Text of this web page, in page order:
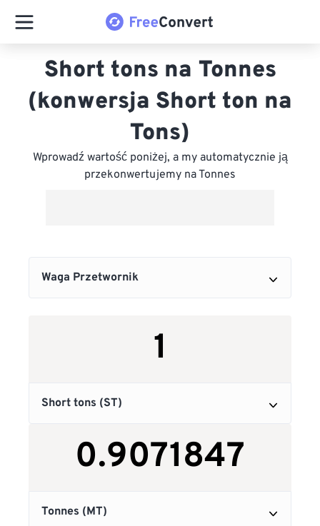
Short tons na Tonnes
(konwersja Short ton na
Tons)
Wprowadź wartość poniżej, a my automatycznie ją
przekonwertujemy na Tonnes